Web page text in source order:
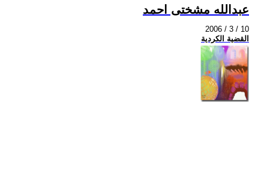
عبدالله مشختى احمد
2006 / 3 / 10
القضية الكردية